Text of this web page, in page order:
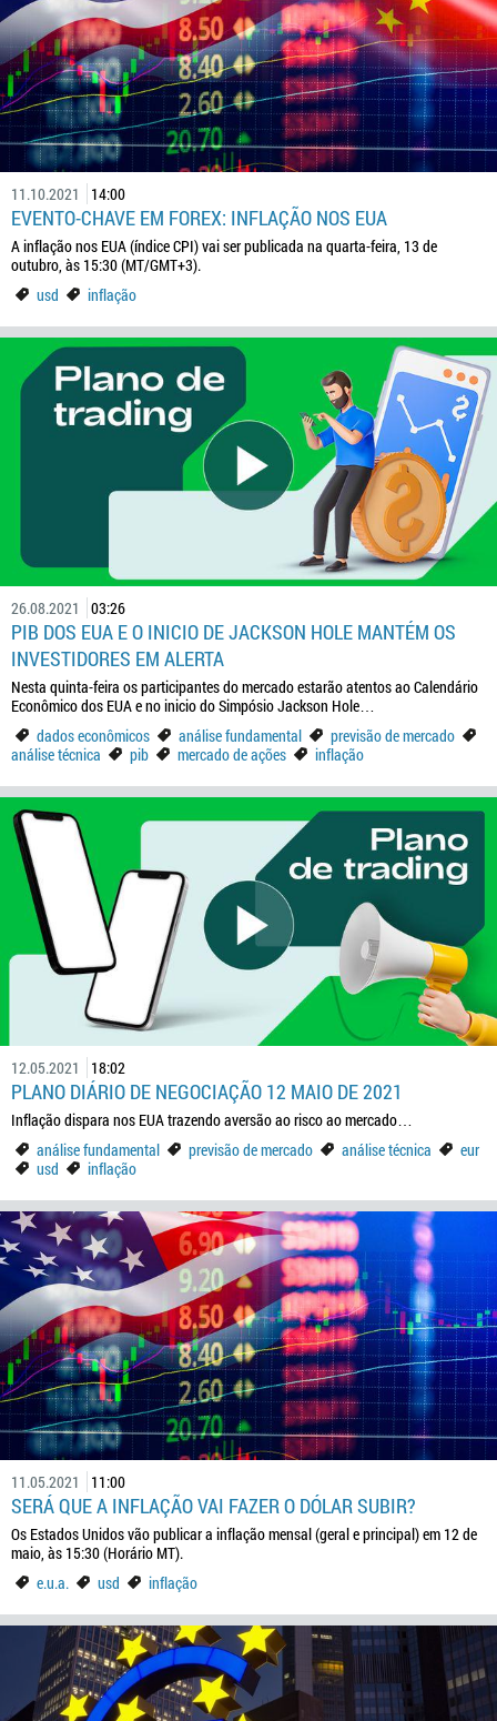
11.10.2021 14:00
EVENTO-CHAVE EM FOREX: INFLAÇÃO NOS EUA
A inflação nos EUA (índice CPI) vai ser publicada na quarta-feira, 13 de
outubro, às 15:30 (MT/GMT+3).
usd
inflação
26.08.2021 03:26
PIB DOS EUA E O INICIO DE JACKSON HOLE MANTÉM OS
INVESTIDORES EM ALERTA
Nesta quinta-feira os participantes do mercado estarão atentos ao Calendário
Econômico dos EUA e no inicio do Simpósio Jackson Hole…
dados econômicos
análise fundamental
previsão de mercado
análise técnica
pib mercado de ações inflação
12.05.2021 18:02
PLANO DIÁRIO DE NEGOCIAÇÃO 12 MAIO DE 2021
Inflação dispara nos EUA trazendo aversão ao risco ao mercado…
análise fundamental
previsão de mercado análise técnica
eur
usd
inflação
11.05.2021 11:00
SERÁ QUE A INFLAÇÃO VAI FAZER O DÓLAR SUBIR?
Os Estados Unidos vão publicar a inflação mensal (geral e principal) em 12 de
maio, às 15:30 (Horário MT).
e.u.a.
usd inflação